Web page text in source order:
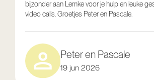
bijzonder aan Lemke voor je hulp en leuke
video calls. Groetjes Peter en Pascale.
Peter en Pascale
19 jun 2026